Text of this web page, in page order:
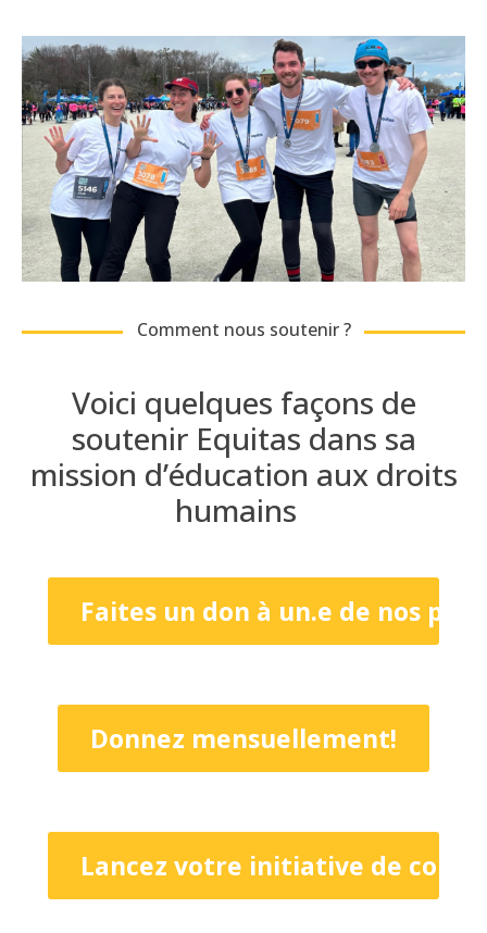
Comment nous soutenir ?
Voici quelques façons de
soutenir Equitas dans sa
mission d’éducation aux droits
humains
Faites un don à un.e de nos
Donnez mensuellement!
Lancez votre initiative de